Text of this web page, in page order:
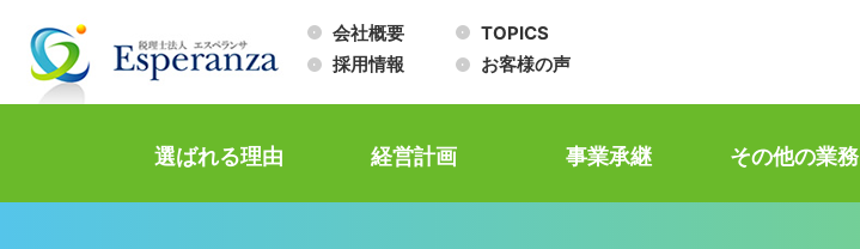
会社概要
TOPICS
採用情報
お客様の声
選ばれる理由 経営計画 事業承継 その他の業務